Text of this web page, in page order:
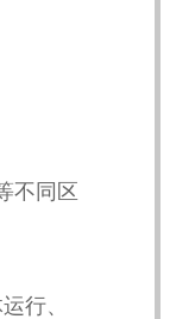
不同区
行、